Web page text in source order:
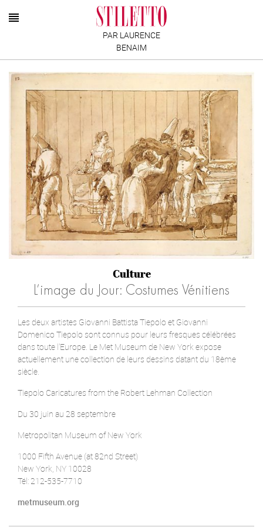
PAR LAURENCE
BENAIM
Culture
L’image du Jour: Costumes Vénitiens
Les deux artistes Giovanni Battista Tiepolo et Giovanni
Domenico Tiepolo sont connus pour leurs fresques célébrées
dans toute l'Europe. Le Met Museum de New York expose
actuellement une collection de leurs dessins datant du 18ème
siècle.
Tiepolo Caricatures from the Robert Lehman Collection
Du 30 juin au 28 septembre
Metropolitan Museum of New York
1000 Fifth Avenue (at 82nd Street)
New York, NY 10028
Tél: 212-535-7710
metmuseum.org